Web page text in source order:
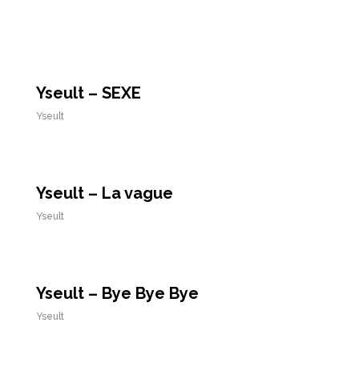
Yseult – SEXE
Yseult
Yseult – La vague
Yseult
Yseult – Bye Bye Bye
Yseult